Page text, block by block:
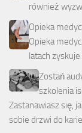
również
Opieka
Opieka
latach zyskuje
Zostań
szkolenia
Zastanawiasz się,
sobie drzwi do